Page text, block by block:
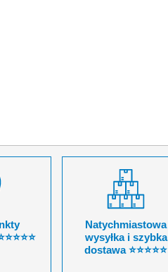
Natychmiastowa
wysyłka i szybka
dostawa ⭐⭐⭐⭐⭐